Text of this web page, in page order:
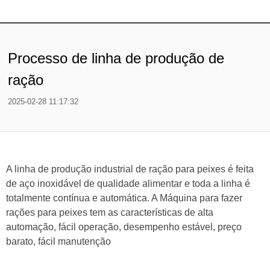
Processo de linha de produção de
ração
2025-02-28 11:17:32
A linha de produção industrial de ração para peixes é feita
de aço inoxidável de qualidade alimentar e toda a linha é
totalmente contínua e automática. A Máquina para fazer
rações para peixes tem as características de alta
automação, fácil operação, desempenho estável, preço
barato, fácil manutenção